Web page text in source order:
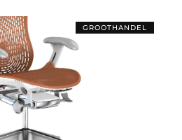
GROOTHANDEL